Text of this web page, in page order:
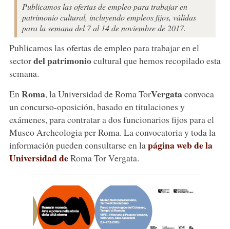
Publicamos las ofertas de empleo para trabajar en
patrimonio cultural, incluyendo empleos fijos, válidas
para la semana del 7 al 14 de noviembre de 2017.
Publicamos las ofertas de empleo para trabajar en el
sectordel patrimoniocultural que hemos recopilado esta
semana.
En Roma, la Universidad de Roma TorVergataconvoca
un concurso-oposición, basado en titulaciones y
exámenes, para contratar a dos funcionarios fijos para el
Museo Archeologia per Roma. La convocatoria y toda la
información pueden consultarse en la página web de la
Universidad deRoma Tor Vergata.